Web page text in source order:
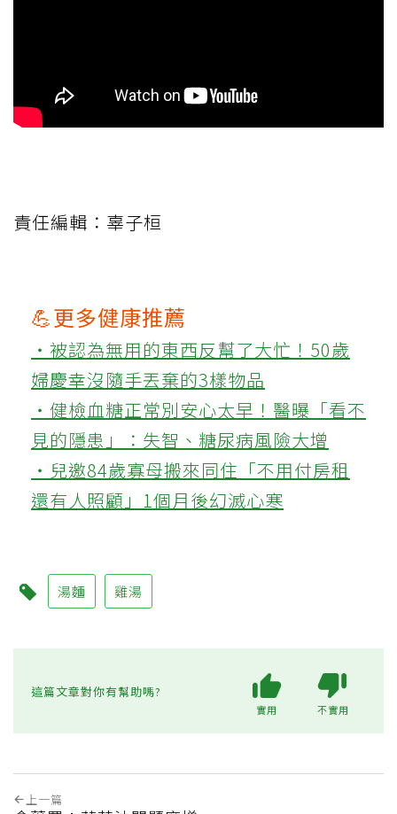
責任編輯：辜子桓
💪更多健康推薦
‧被認為無用的東西反幫了大忙！50歲
婦慶幸沒隨手丟棄的3樣物品
‧健檢血糖正常別安心太早！醫曝「看不
見的隱患」：失智、糖尿病風險大增
‧兒邀84歲寡母搬來同住「不用付房租
還有人照顧」1個月後幻滅心寒
湯麵 雞湯
這篇文章對你有幫助嗎?
實用 不實用
上一篇